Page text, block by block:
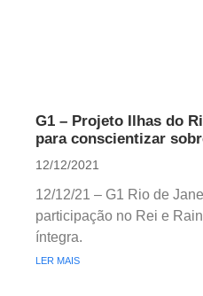
G1 – Projeto Ilhas do
para conscientizar
12/12/2021
12/12/21 – G1 Rio de
participação no Rei e
íntegra.
LER MAIS